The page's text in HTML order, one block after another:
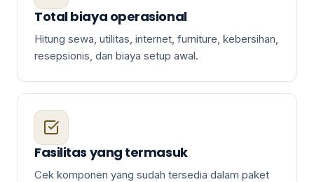
Total biaya operasional
Hitung sewa, utilitas, internet, furniture, kebersihan,
resepsionis, dan biaya setup awal.
Fasilitas yang termasuk
Cek komponen yang sudah tersedia dalam paket